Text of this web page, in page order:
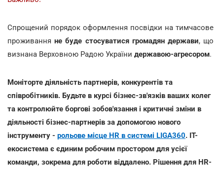
Спрощений порядок оформлення посвідки на тимчасове
проживання не буде стосуватися громадян держави, що
визнана Верховною Радою України державою-агресором.
Моніторте діяльність партнерів, конкурентів та
співробітників. Будьте в курсі бізнес-зв'язків ваших колег
та контролюйте боргові зобов'язання і критичні зміни в
діяльності бізнес-партнерів за допомогою нового
інструменту - рольове місце HR в системі LIGA360. IT-
екосистема є єдиним робочим простором для усієї
команди, зокрема для роботи віддалено. Рішення для HR-